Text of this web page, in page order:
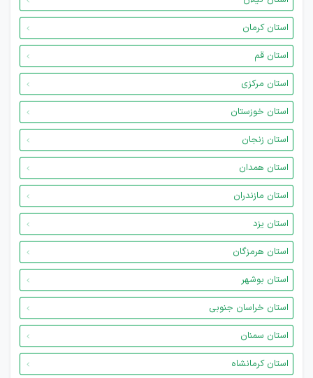
استان کرمان
استان قم
استان مرکزی
استان خوزستان
استان زنجان
استان همدان
استان مازندران
استان یزد
استان هرمزگان
استان بوشهر
استان خراسان جنوبی
استان سمنان
استان کرمانشاه